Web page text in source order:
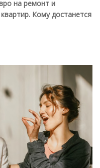
на ремонт и
Кому достанется